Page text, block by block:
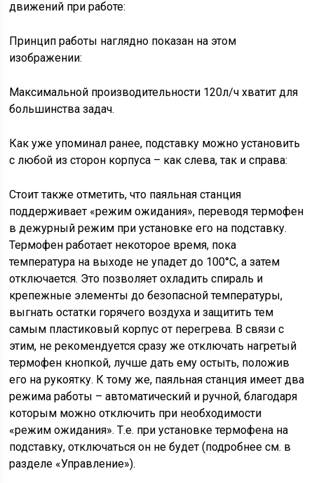
движений при работе:
Принцип работы наглядно показан на этом
изображении:
Максимальной производительности 120л/ч хватит для
большинства задач.
Как уже упоминал ранее, подставку можно установить
с любой из сторон корпуса – как слева, так и справа:
Стоит также отметить, что паяльная станция
поддерживает «режим ожидания», переводя термофен
в дежурный режим при установке его на подставку.
Термофен работает некоторое время, пока
температура на выходе не упадет до 100°С, а затем
отключается. Это позволяет охладить спираль и
крепежные элементы до безопасной температуры,
выгнать остатки горячего воздуха и защитить тем
самым пластиковый корпус от перегрева. В связи с
этим, не рекомендуется сразу же отключать нагретый
термофен кнопкой, лучше дать ему остыть, положив
его на рукоятку. К тому же, паяльная станция имеет два
режима работы – автоматический и ручной, благодаря
которым можно отключить при необходимости
«режим ожидания». Т.е. при установке термофена на
подставку, отключаться он не будет (подробнее см. в
разделе «Управление»).